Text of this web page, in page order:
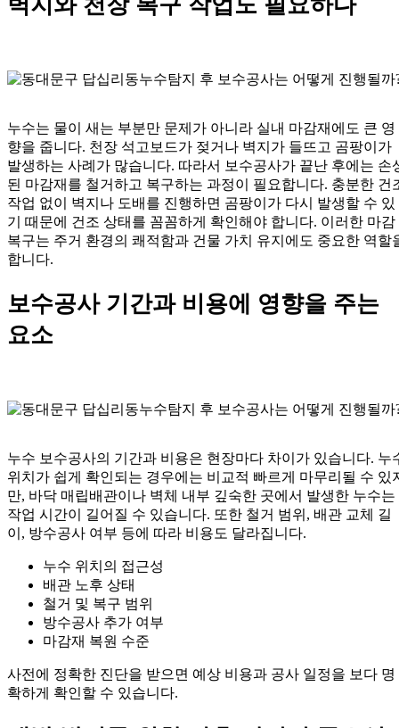
누수는 물이 새는 부분만 문제가 아니라 실내 마감재에도 큰 영
향을 줍니다. 천장 석고보드가 젖거나 벽지가 들뜨고 곰팡이가
발생하는 사례가 많습니다. 따라서 보수공사가 끝난 후에는 손
된 마감재를 철거하고 복구하는 과정이 필요합니다. 충분한 건
작업 없이 벽지나 도배를 진행하면 곰팡이가 다시 발생할 수 있
기 때문에 건조 상태를 꼼꼼하게 확인해야 합니다. 이러한 마감
복구는 주거 환경의 쾌적함과 건물 가치 유지에도 중요한 역할
합니다.
보수공사 기간과 비용에 영향을 주는
요소
누수 보수공사의 기간과 비용은 현장마다 차이가 있습니다. 누
위치가 쉽게 확인되는 경우에는 비교적 빠르게 마무리될 수 있
만, 바닥 매립배관이나 벽체 내부 깊숙한 곳에서 발생한 누수는
작업 시간이 길어질 수 있습니다. 또한 철거 범위, 배관 교체 길
이, 방수공사 여부 등에 따라 비용도 달라집니다.
누수 위치의 접근성
배관 노후 상태
철거 및 복구 범위
방수공사 추가 여부
마감재 복원 수준
사전에 정확한 진단을 받으면 예상 비용과 공사 일정을 보다 명
확하게 확인할 수 있습니다.